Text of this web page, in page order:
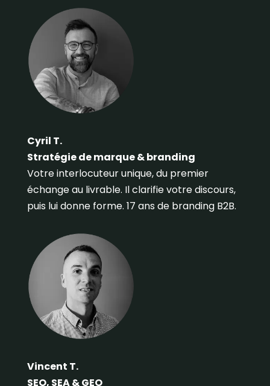
Cyril T.
Stratégie de marque & branding
Votre interlocuteur unique, du premier
échange au livrable. Il clarifie votre discours,
puis lui donne forme. 17 ans de branding B2B.
Vincent T.
SEO, SEA & GEO